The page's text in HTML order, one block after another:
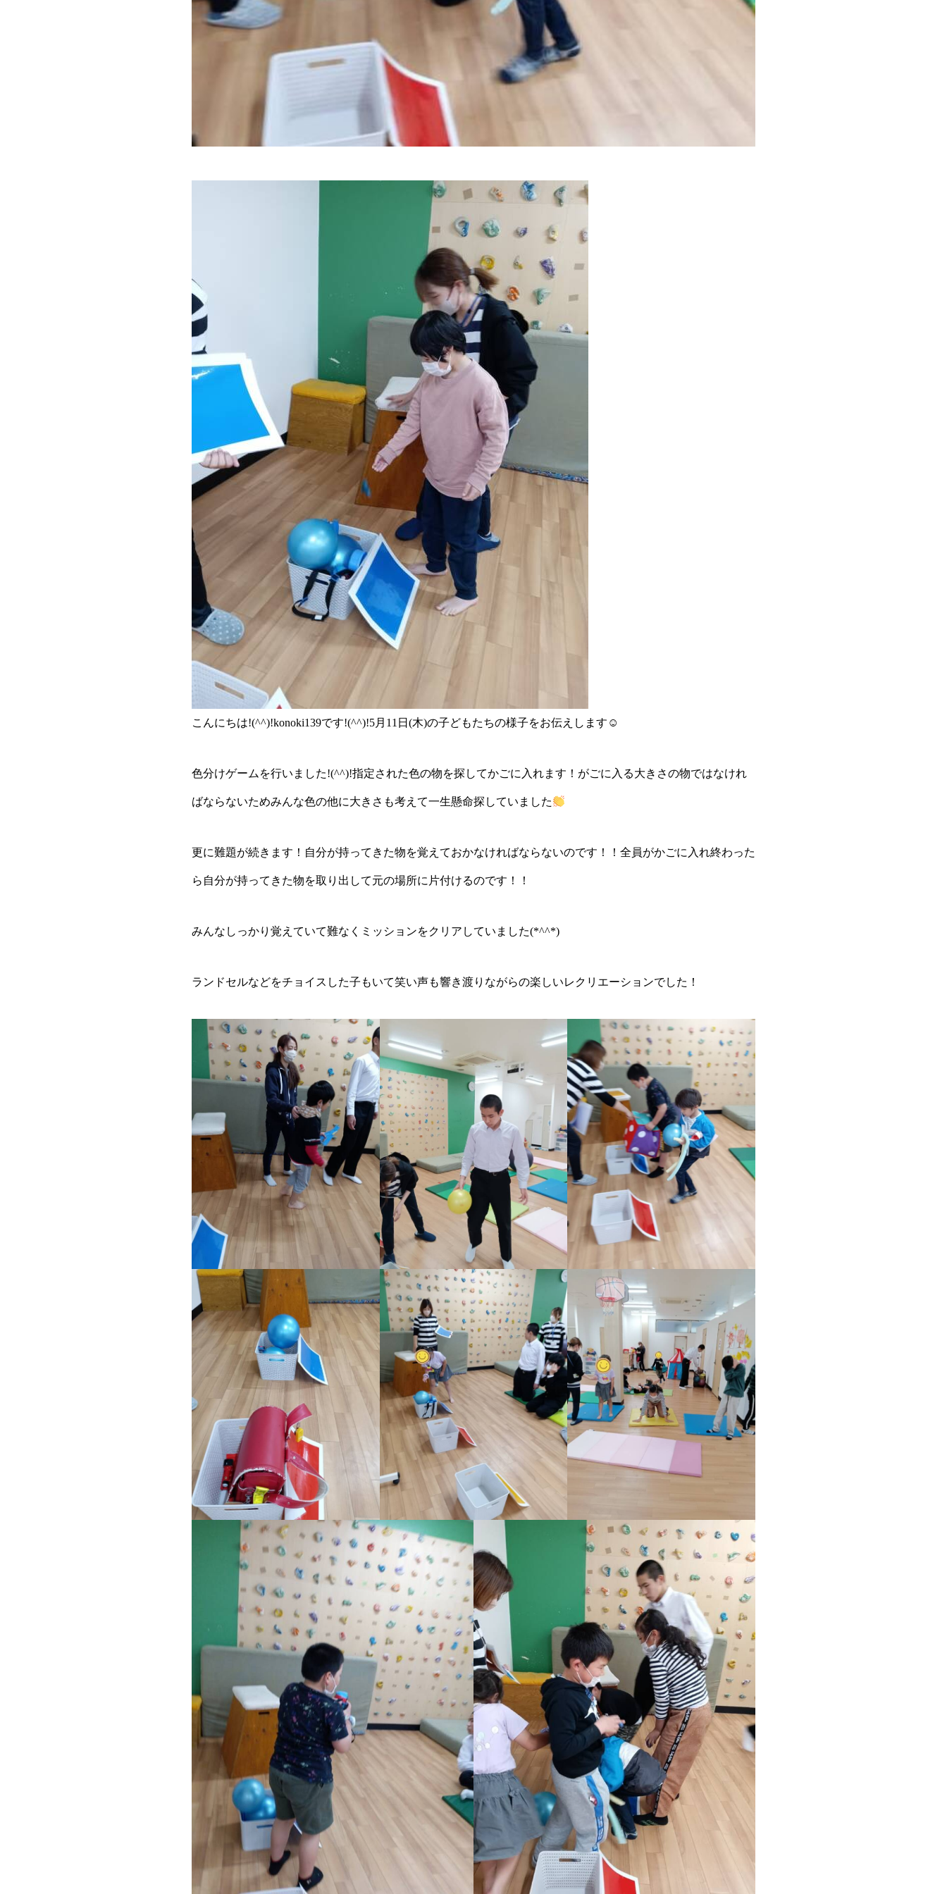
こんにちは!(^^)!konoki139です!(^^)!5月11日(木)の子どもたちの様子をお伝えします☺
色分けゲームを行いました!(^^)!指定された色の物を探してかごに入れます！がごに入る大きさの物ではなけれ
ばならないためみんな色の他に大きさも考えて一生懸命探していました
更に難題が続きます！自分が持ってきた物を覚えておかなければならないのです！！全員がかごに入れ終わった
ら自分が持ってきた物を取り出して元の場所に片付けるのです！！
みんなしっかり覚えていて難なくミッションをクリアしていました(*^^*)
ランドセルなどをチョイスした子もいて笑い声も響き渡りながらの楽しいレクリエーションでした！